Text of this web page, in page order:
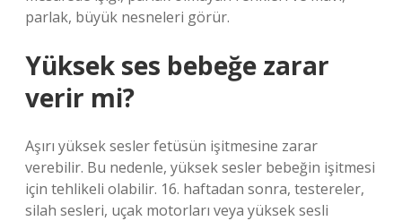
parlak, büyük nesneleri görür.
Yüksek ses bebeğe zarar
verir mi?
Aşırı yüksek sesler fetüsün işitmesine zarar
verebilir. Bu nedenle, yüksek sesler bebeğin işitmesi
için tehlikeli olabilir. 16. haftadan sonra, testereler,
silah sesleri, uçak motorları veya yüksek sesli